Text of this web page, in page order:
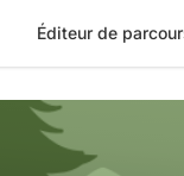
Éditeur de